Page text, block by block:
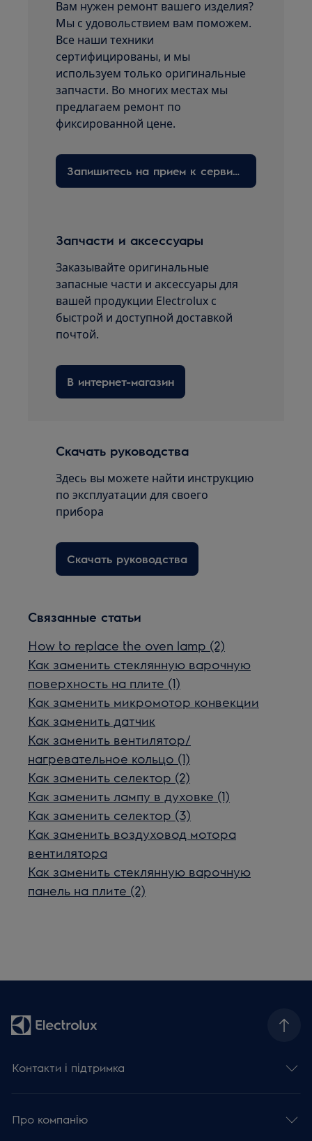
Вам нужен ремонт вашего изделия?
Мы с удовольствием вам поможем.
Все наши техники
сертифицированы, и мы
используем только оригинальные
запчасти. Во многих местах мы
предлагаем ремонт по
фиксированной цене.
Запишитесь на прием к сервисному технику здесь
Запчасти и аксессуары
Заказывайте оригинальные
запасные части и аксессуары для
вашей продукции Electrolux с
быстрой и доступной доставкой
почтой.
В интернет-магазин
Скачать руководства
Здесь вы можете найти инструкцию
по эксплуатации для своего
прибора
Скачать руководства
Связанные статьи
How to replace the oven lamp (2)
Как заменить стеклянную варочную
поверхность на плите (1)
Как заменить микромотор конвекции
Как заменить датчик
Как заменить вентилятор/
нагревательное кольцо (1)
Как заменить селектор (2)
Как заменить лампу в духовке (1)
Как заменить селектор (3)
Как заменить воздуховод мотора
вентилятора
Как заменить стеклянную варочную
панель на плите (2)
Контакти і підтримка
Про компанію